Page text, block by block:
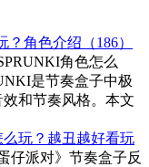
？角色介绍（186）
角色怎么
是节奏盒子中极
和节奏风格。本文
么玩？越丑越好看玩
仔派对》节奏盒子反